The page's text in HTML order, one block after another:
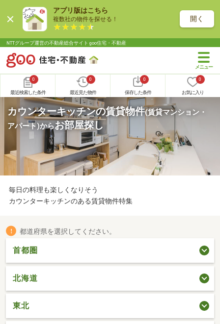
アプリ版はこちら
複数社の物件を探せる！ 開く
NTTグループ運営の不動産総合サイト goo住宅・不動産
0
最近検索した条件
0
最近見た物件
0
保存した条件
0
お気に入り
カウンターキッチンの賃貸物件(賃貸マンション・
アパート)からお部屋探し
毎日の料理も楽しくなりそう
カウンターキッチンのある賃貸物件特集
都道府県を選択してください。
首都圏
北海道
東北